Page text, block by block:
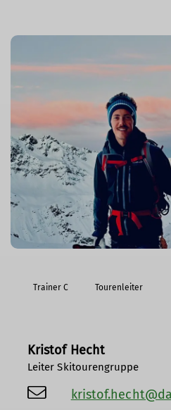
Trainer C Tourenleiter
Kristof Hecht
Leiter Skitourengruppe